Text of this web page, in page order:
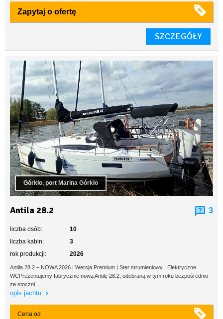
Zapytaj o ofertę
SZCZEGÓŁY
Górkło, port Marina Górkło
Antila 28.2 3
liczba osób:
10
liczba kabin:
3
rok produkcji:
2026
Antila 28.2 – NOWA 2026 | Wersja Premium | Ster strumieniowy | Elektryczne
WCPrezentujemy fabrycznie nową Antilę 28.2, odebraną w tym roku bezpośrednio
ze stoczni...
opis jachtu
Cena od